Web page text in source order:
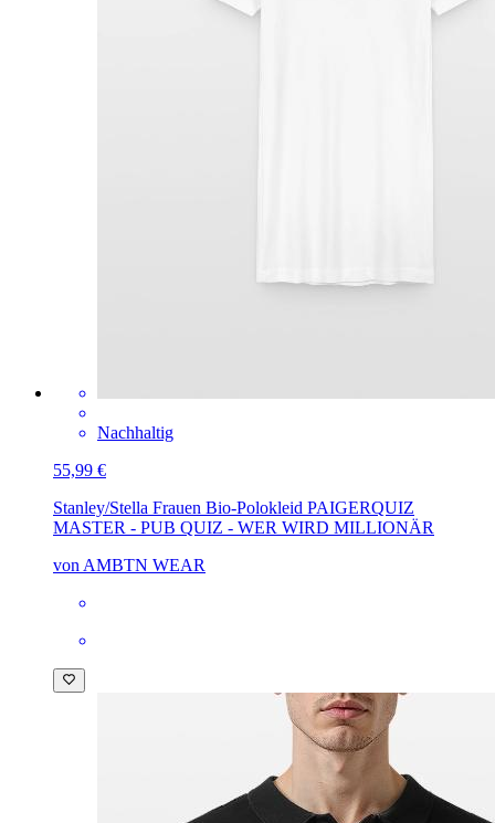
Nachhaltig
55,99 €
Stanley/Stella Frauen Bio-Polokleid PAIGERQUIZ
MASTER - PUB QUIZ - WER WIRD MILLIONÄR
von AMBTN WEAR